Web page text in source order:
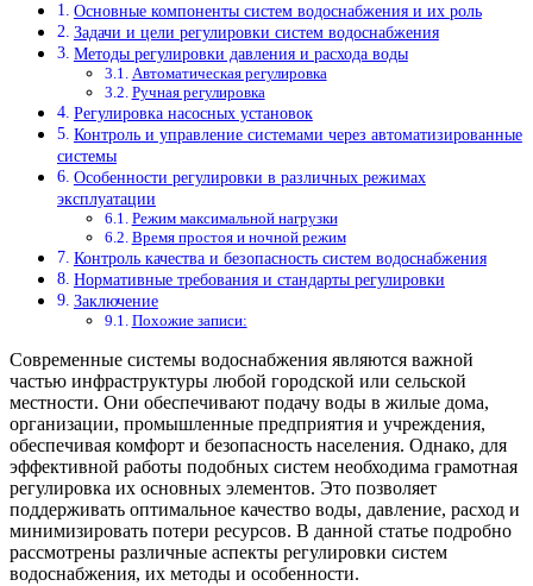
Основные компоненты систем водоснабжения и их роль
Задачи и цели регулировки систем водоснабжения
Методы регулировки давления и расхода воды
Автоматическая регулировка
Ручная регулировка
Регулировка насосных установок
Контроль и управление системами через автоматизированные
системы
Особенности регулировки в различных режимах
эксплуатации
Режим максимальной нагрузки
Время простоя и ночной режим
Контроль качества и безопасность систем водоснабжения
Нормативные требования и стандарты регулировки
Заключение
Похожие записи:
Современные системы водоснабжения являются важной
частью инфраструктуры любой городской или сельской
местности. Они обеспечивают подачу воды в жилые дома,
организации, промышленные предприятия и учреждения,
обеспечивая комфорт и безопасность населения. Однако, для
эффективной работы подобных систем необходима грамотная
регулировка их основных элементов. Это позволяет
поддерживать оптимальное качество воды, давление, расход и
минимизировать потери ресурсов. В данной статье подробно
рассмотрены различные аспекты регулировки систем
водоснабжения, их методы и особенности.